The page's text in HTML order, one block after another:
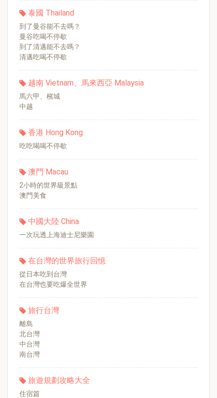
泰國 Thailand
到了曼谷能不去嗎？
曼谷吃喝不停歇
到了清邁能不去嗎？
清邁吃喝不停歇
越南 Vietnam、馬來西亞 Malaysia
馬六甲、檳城
中越
香港 Hong Kong
吃吃喝喝不停歇
澳門 Macau
2小時的世界級景點
澳門美食
中國大陸 China
一次玩透上海迪士尼樂園
在台灣的世界旅行回憶
從日本吃到台灣
在台灣也要吃爆全世界
旅行台灣
離島
北台灣
中台灣
南台灣
旅遊規劃攻略大全
住宿篇